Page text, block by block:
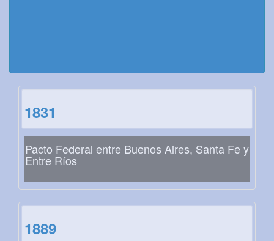
1831
Pacto Federal entre Buenos Aires, Santa Fe y
Entre Ríos
1889